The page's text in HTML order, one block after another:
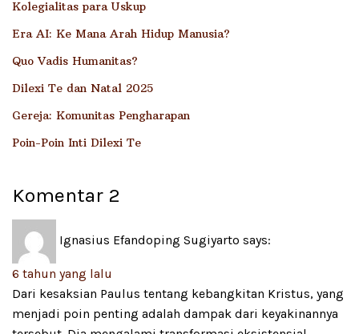
Kolegialitas para Uskup
Era AI: Ke Mana Arah Hidup Manusia?
Quo Vadis Humanitas?
Dilexi Te dan Natal 2025
Gereja: Komunitas Pengharapan
Poin-Poin Inti Dilexi Te
Komentar 2
Ignasius Efandoping Sugiyarto says:
6 tahun yang lalu
Dari kesaksian Paulus tentang kebangkitan Kristus, yang
menjadi poin penting adalah dampak dari keyakinannya